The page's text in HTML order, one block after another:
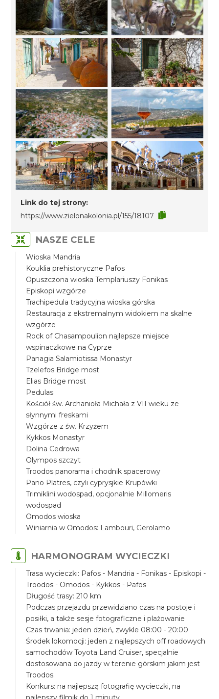
Link do tej strony:
https://www.zielonakolonia.pl/155/18107
NASZE CELE
Wioska Mandria
Kouklia prehistoryczne Pafos
Opuszczona wioska Templariuszy Fonikas
Episkopi wzgórze
Trachipedula tradycyjna wioska górska
Restauracja z ekstremalnym widokiem na skalne
wzgórze
Rock of Chasampoulion najlepsze miejsce
wspinaczkowe na Cyprze
Panagia Salamiotissa Monastyr
Tzelefos Bridge most
Elias Bridge most
Pedulas
Kościół św. Archanioła Michała z VII wieku ze
słynnymi freskami
Wzgórze z św. Krzyżem
Kykkos Monastyr
Dolina Cedrowa
Olympos szczyt
Troodos panorama i chodnik spacerowy
Pano Platres, czyli cyprysjkie Krupówki
Trimiklini wodospad, opcjonalnie Millomeris
wodospad
Omodos wioska
Winiarnia w Omodos: Lambouri, Gerolamo
HARMONOGRAM WYCIECZKI
Trasa wycieczki: Pafos - Mandria - Fonikas - Episkopi -
Troodos - Omodos - Kykkos - Pafos
Długość trasy: 210 km
Podczas przejazdu przewidziano czas na postoje i
posiłki, a także sesje fotograficzne i plażowanie
Czas trwania: jeden dzień, zwykle 08:00 - 20:00
Środek lokomocji: jeden z najlepszych off roadowych
samochodów Toyota Land Cruiser, specjalnie
dostosowana do jazdy w terenie górskim jakim jest
Troodos.
Konkurs: na najlepszą fotografię wycieczki, na